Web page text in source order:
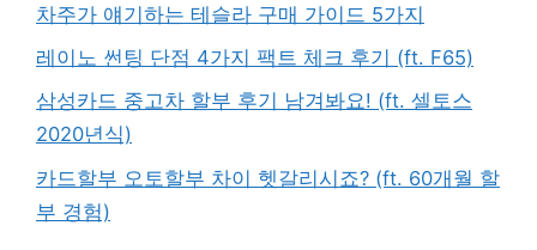
차주가 얘기하는 테슬라 구매 가이드 5가지
레이노 썬팅 단점 4가지 팩트 체크 후기 (ft. F65)
삼성카드 중고차 할부 후기 남겨봐요! (ft. 셀토스
2020년식)
카드할부 오토할부 차이 헷갈리시죠? (ft. 60개월 할
부 경험)